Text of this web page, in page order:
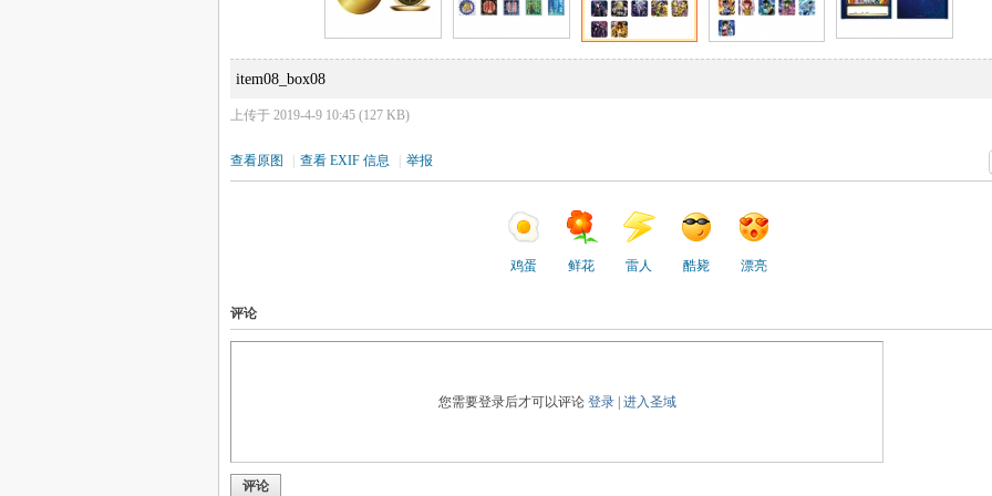
item08_box08
上传于 2019-4-9 10:45 (127 KB)
查看原图 查看 EXIF 信息 举报
鸡蛋 鲜花 雷人 酷毙 漂亮
评论
您需要登录后才可以评论 登录| 进入圣域
评论